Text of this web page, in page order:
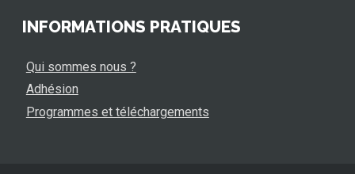
INFORMATIONS PRATIQUES
Qui sommes nous ?
Adhésion
Programmes et téléchargements